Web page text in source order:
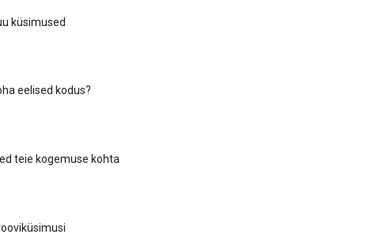
küsimused
eelised kodus?
teie kogemuse kohta